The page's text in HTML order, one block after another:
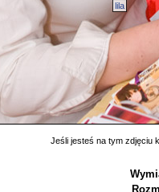
lila
Jeśli jesteś na tym zdjęciu